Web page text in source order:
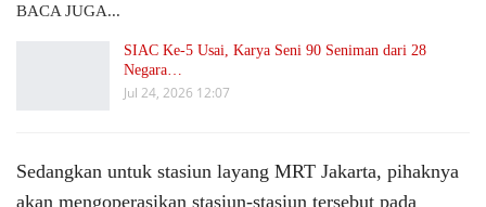
BACA JUGA...
SIAC Ke-5 Usai, Karya Seni 90 Seniman dari 28
Negara…
Jul 24, 2026 12:07
Sedangkan untuk stasiun layang MRT Jakarta, pihaknya
akan mengoperasikan stasiun-stasiun tersebut pada